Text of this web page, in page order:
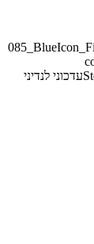
עדכוני לנדיני